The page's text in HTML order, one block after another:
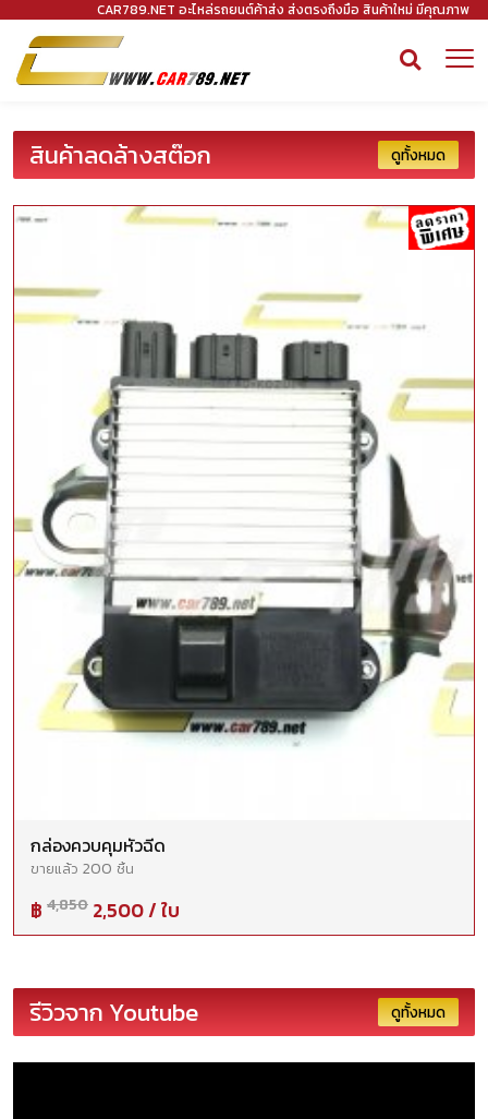
CAR789.NET อะไหล่รถยนต์ค้าส่ง ส่งตรงถึงมือ สินค้าใหม่ มีคุณภาพ
สินค้าลดล้างสต๊อก ดูทั้งหมด
กล่องควบคุมหัวฉีด
ขายแล้ว200ชิ้น
4,8502,500 / ใบ
รีวิวจาก Youtube ดูทั้งหมด